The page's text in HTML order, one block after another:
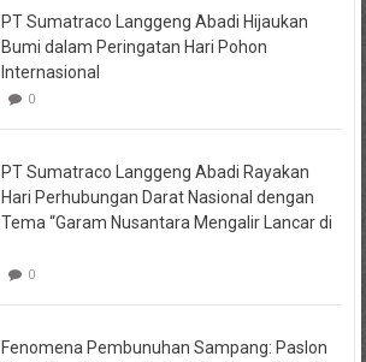
Bromo
Meluas
hingga
Masuk
Probolinggo
&
Pasuruan
PT Sumatraco Langgeng Abadi Hijaukan
Bumi dalam Peringatan Hari Pohon
Internasional
0
PT Sumatraco Langgeng Abadi Rayakan
Hari Perhubungan Darat Nasional dengan
Tema “Garam Nusantara Mengalir Lancar di
0
Fenomena Pembunuhan Sampang: Paslon